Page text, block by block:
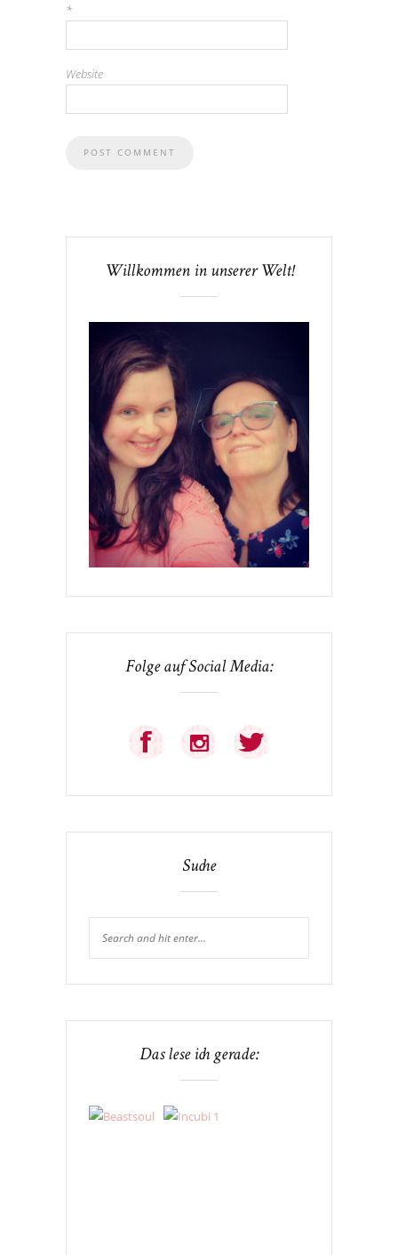
*
Website
Willkommen in unserer Welt!
Folge auf Social Media:
Suche
Das lese ich gerade: